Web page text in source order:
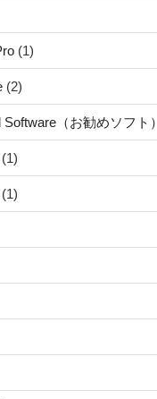
(1)
(2)
（お勧めソフト）
(1)
(1)